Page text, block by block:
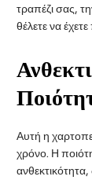
τραπέζι σας,
θέλετε να
Αυτή η
χρόνο. Η